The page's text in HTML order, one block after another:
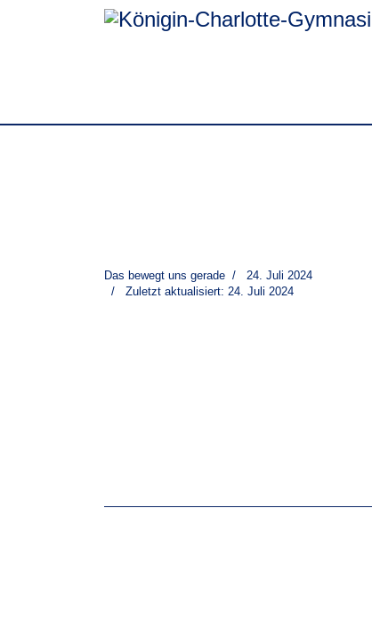
Das bewegt uns gerade
24. Juli 2024
Zuletzt aktualisiert: 24. Juli 2024